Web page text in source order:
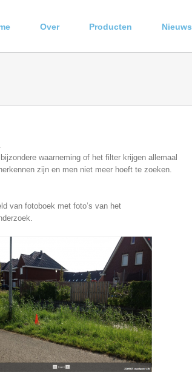
Over Producten Nieuws
waarneming of het filter krijgen allemaal
zijn en men niet meer hoeft te zoeken.
van fotoboek met foto’s van het